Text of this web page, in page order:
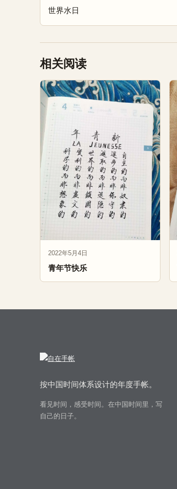
世界水日
相关阅读
2022年5月4日
青年节快乐
按中国时间体系设计的年度手帐。
看见时间，感受时间。在中国时间里，写
自己的日子。